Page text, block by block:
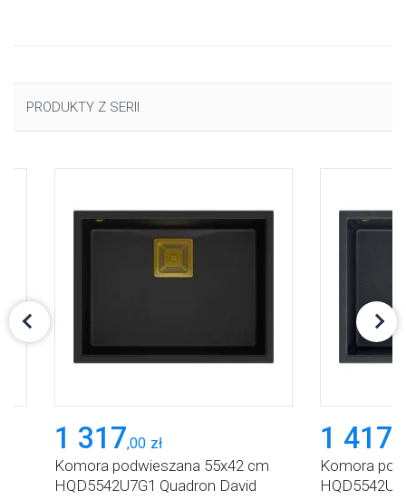
PRODUKTY Z SERII
1 317,00 zł
Komora podwieszana 55x42 cm
HQD5542U7G1 Quadron David
1 417
Komora